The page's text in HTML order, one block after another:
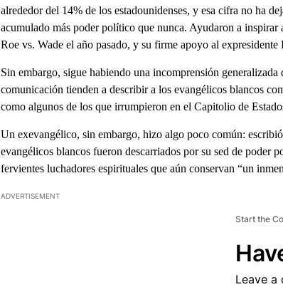
alrededor del 14% de los estadounidenses, y esa cifra no ha
acumulado más poder político que nunca. Ayudaron a
Roe vs. Wade el año pasado, y su firme apoyo al
Sin embargo, sigue habiendo una incomprensión
comunicación tienden a describir a los evangélicos blancos
como algunos de los que irrumpieron en el Capitolio de
Un exevangélico, sin embargo, hizo algo poco común:
evangélicos blancos fueron descarriados por su sed de poder
fervientes luchadores espirituales que aún conservan “un
ADVERTISEMENT
Start the
Leave a